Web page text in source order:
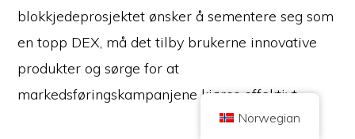
blokkjedeprosjektet ønsker å sementere seg som
en topp DEX, må det tilby brukerne innovative
produkter og sørge for at
markedsføringskampanjene kjøres effektivt.
Kryptovaluta er ikke regulert av UK Financial Conduct Authority og er ikke
underlagt beskyttelse under UK Financial Services Compensation Scheme
eller innenfor jurisdiksjonen til UK Financial Ombudsman Service.
Investering i kryptovaluta er forbundet med risiko, og kryptovaluta kan øke i
verdi, eller miste deler av eller hele verdien. Kapitalgevinstskatt kan gjelde
for fortjeneste fra salg av kryptovaluta.
HJEM OM RETNINGSLINJER FOR PERSONVERN KONTAKT OSS
Norwegian